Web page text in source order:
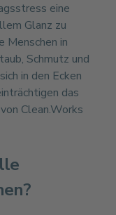
eine
Glanz zu
Menschen in
Schmutz und
in den Ecken
das
Clean.Works